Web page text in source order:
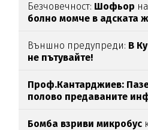
Безчовечност: Шофьор на
болно момче в адската
Външно предупреди: В
не пътувайте!
Проф.Кантарджиев:
полово предаваните
Бомба взриви микробус